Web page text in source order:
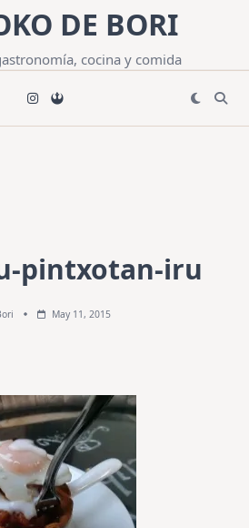
DE BORI
cocina y comida
pintxotan-iru
May 11, 2015